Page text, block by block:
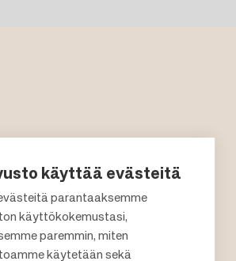
käyttää evästeitä
parantaaksemme
käyttökokemustasi,
paremmin, miten
käytetään sekä